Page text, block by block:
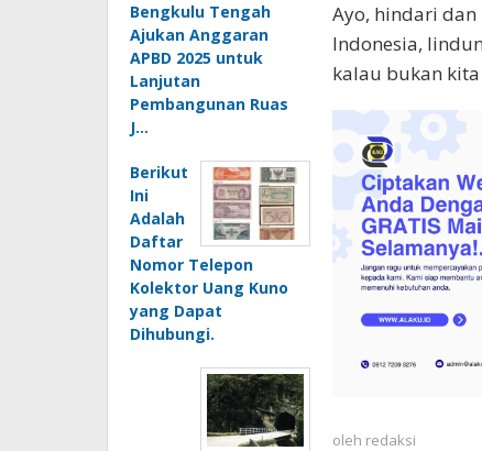
Bengkulu Tengah
Ajukan Anggaran
APBD 2025 untuk
Lanjutan
Pembangunan Ruas
J…
Berikut
Ini
Adalah
Daftar
Nomor Telepon
Kolektor Uang Kuno
yang Dapat
Dihubungi.
Ayo, hindari
Indonesia,
kalau bukan
oleh redaksi